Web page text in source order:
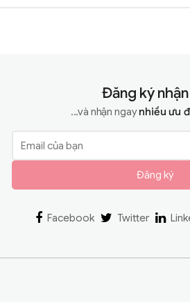
Đăng ký
...và nhận ngaynhiều ưu
Đăng ký
Facebook Twitter